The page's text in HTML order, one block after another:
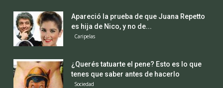
Apareció la prueba de que Juana Repetto
es hija de Nico, y no de...
Caripelas
¿Querés tatuarte el pene? Esto es lo que
tenes que saber antes de hacerlo
Sociedad